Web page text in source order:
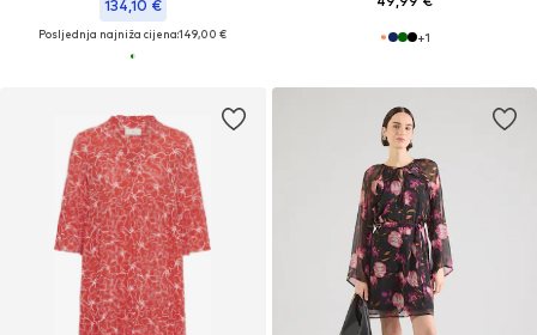
134,10 €
Posljednja najniža cijena:149,00 € +1